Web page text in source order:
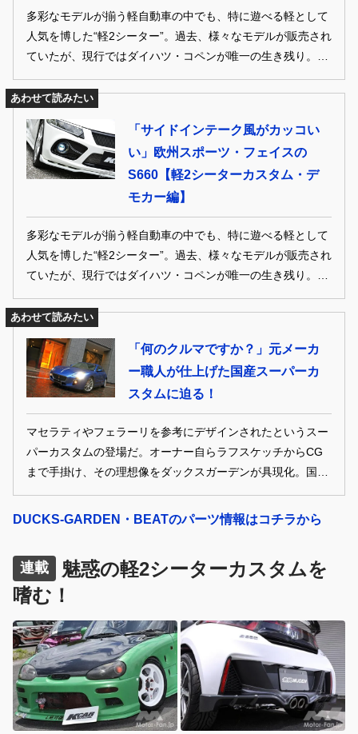
多彩なモデルが揃う軽自動車の中でも、特に遊べる軽として
人気を博した“軽2シーター”。過去、様々なモデルが販売され
ていたが、現行ではダイハツ・コペンが唯一の生き残り。た
ここでは、そんな軽2シーターをベースとした、ちょっと昔
あわせて読みたい
「サイドインテーク風がカッコい
い」欧州スポーツ・フェイスの
S660【軽2シーターカスタム・デ
モカー編】
多彩なモデルが揃う軽自動車の中でも、特に遊べる軽として
人気を博した“軽2シーター”。過去、様々なモデルが販売され
ていたが、現行ではダイハツ・コペンが唯一の生き残り。た
ここでは、そんな軽2シーターをベースとした、ちょっと昔
あわせて読みたい
「何のクルマですか？」元メーカ
ー職人が仕上げた国産スーパーカ
スタムに迫る！
マセラティやフェラーリを参考にデザインされたというスー
パーカスタムの登場だ。オーナー自らラフスケッチからCG
まで手掛け、その理想像をダックスガーデンが具現化。国産
DUCKS-GARDEN・BEATのパーツ情報はコチラから
連載
魅惑の軽2シーターカスタムを
嗜む！